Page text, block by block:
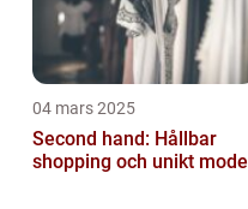
04 mars 2025
Second hand: Hållbar
shopping och unikt mode